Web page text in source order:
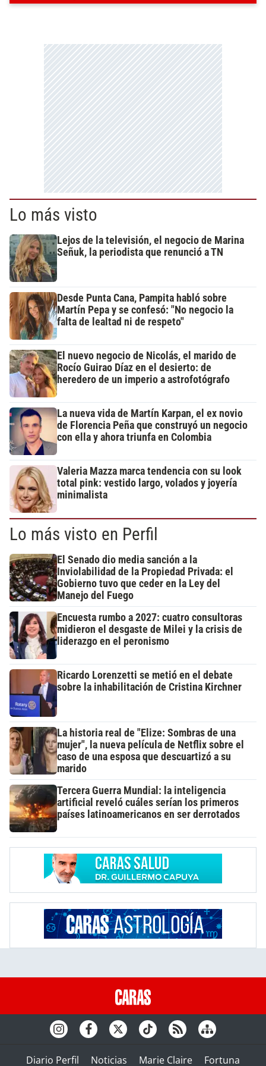
Lo más visto
Lejos de la televisión, el negocio de Marina
Señuk, la periodista que renunció a TN
Desde Punta Cana, Pampita habló sobre
Martín Pepa y se confesó: "No negocio la
falta de lealtad ni de respeto"
El nuevo negocio de Nicolás, el marido de
Rocío Guirao Díaz en el desierto: de
heredero de un imperio a astrofotógrafo
La nueva vida de Martín Karpan, el ex novio
de Florencia Peña que construyó un negocio
con ella y ahora triunfa en Colombia
Valeria Mazza marca tendencia con su look
total pink: vestido largo, volados y joyería
minimalista
Lo más visto en Perfil
El Senado dio media sanción a la
Inviolabilidad de la Propiedad Privada: el
Gobierno tuvo que ceder en la Ley del
Manejo del Fuego
Encuesta rumbo a 2027: cuatro consultoras
midieron el desgaste de Milei y la crisis de
liderazgo en el peronismo
Ricardo Lorenzetti se metió en el debate
sobre la inhabilitación de Cristina Kirchner
La historia real de "Elize: Sombras de una
mujer", la nueva película de Netflix sobre el
caso de una esposa que descuartizó a su
marido
Tercera Guerra Mundial: la inteligencia
artificial reveló cuáles serían los primeros
países latinoamericanos en ser derrotados
Diario Perfil Noticias Marie Claire Fortuna